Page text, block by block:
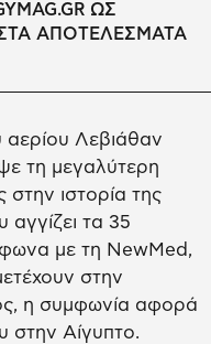
ΩΣ
ΑΠΟΤΕΛΕΣΜΑΤΑ
αερίου Λεβιάθαν
τη μεγαλύτερη
ιστορία της
αγγίζει τα 35
με τη NewMed,
στην
η συμφωνία αφορά
στην Αίγυπτο.